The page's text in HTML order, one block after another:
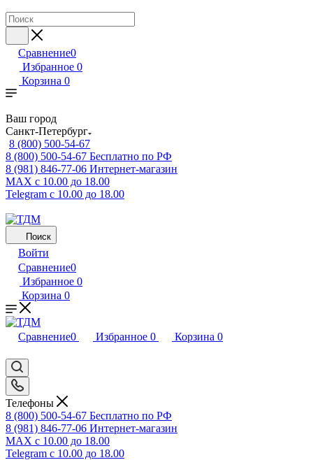
Сравнение0
Избранное 0
Корзина 0
Ваш город
Санкт-Петербург
8 (800) 500-54-67
8 (800) 500-54-67 Бесплатно по РФ
8 (981) 846-77-06 Интернет-магазин
MAX с 10.00 до 18.00
Telegram с 10.00 до 18.00
Поиск
Войти
Сравнение0
Избранное 0
Корзина 0
Сравнение0 Избранное 0 Корзина 0
Телефоны
8 (800) 500-54-67 Бесплатно по РФ
8 (981) 846-77-06 Интернет-магазин
MAX с 10.00 до 18.00
Telegram с 10.00 до 18.00